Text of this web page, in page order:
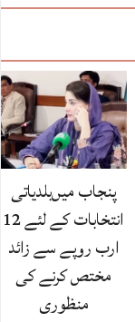
پنجاب میں‌بلدیاتی
انتخابات کے لئے 12
ارب روپے سے زائد
مختص کرنے کی
منظوری